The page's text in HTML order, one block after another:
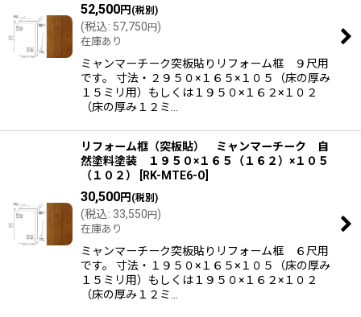
52,500円 (税別)
(税込: 57,750円)
在庫あり
ミャンマーチーク突板貼りリフォーム框 ９尺用
です。 寸法・２９５０×１６５×１０５（床の厚み
１５ミリ用）もしくは１９５０×１６２×１０２
（床の厚み１２ミ…
リフォーム框（突板貼） ミャンマーチーク 自
然塗料塗装 １９５０×１６５（１６２）×１０５
（１０２）
RK-MTE6-O
30,500円 (税別)
(税込: 33,550円)
在庫あり
ミャンマーチーク突板貼りリフォーム框 ６尺用
です。 寸法・１９５０×１６５×１０５（床の厚み
１５ミリ用）もしくは１９５０×１６２×１０２
（床の厚み１２ミ…